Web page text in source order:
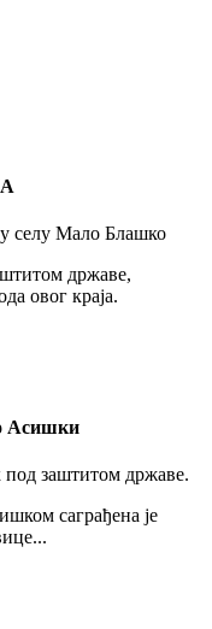
селу Мало Блашко
државе,
овог краја.
заштитом државе.
саграђена је